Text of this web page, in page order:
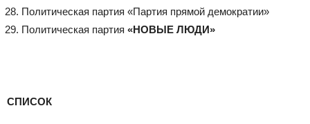
Политическая партия «Партия прямой демократии»
Политическая партия «НОВЫЕ ЛЮДИ»
СПИСОК